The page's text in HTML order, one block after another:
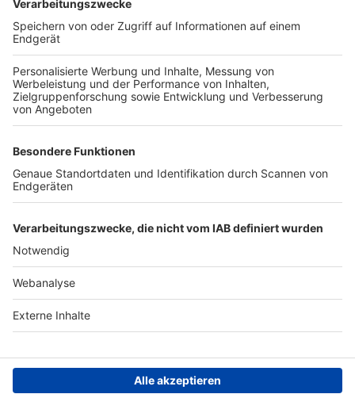
TOP-VEREINE
TOP-PARTNER
Nutzungsbedingungen Datenschutz Impressum